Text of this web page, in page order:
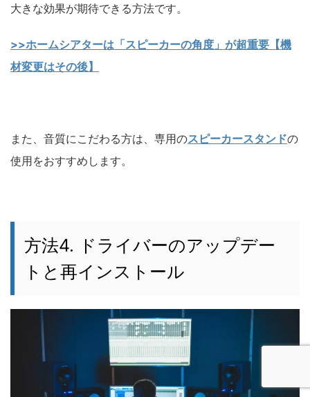
大きな効果が期待できる方法です。
>>ホームシアターは「スピーカーの角度」が超重要【機
材変更はその後】
また、音質にこだわる方は、専用のスピーカースタンドの
使用をおすすめします。
方法4. ドライバーのアップデー
トと再インストール